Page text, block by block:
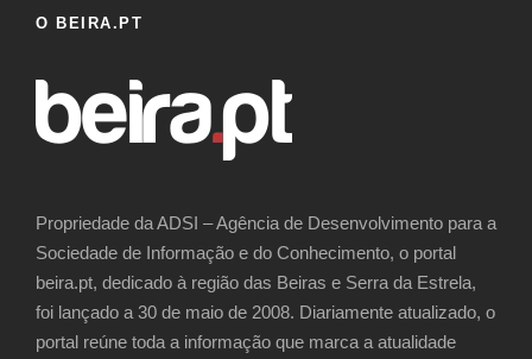
O BEIRA.PT
Propriedade da ADSI – Agência de Desenvolvimento para a
Sociedade de Informação e do Conhecimento, o portal
beira.pt, dedicado à região das Beiras e Serra da Estrela,
foi lançado a 30 de maio de 2008. Diariamente atualizado, o
portal reúne toda a informação que marca a atualidade